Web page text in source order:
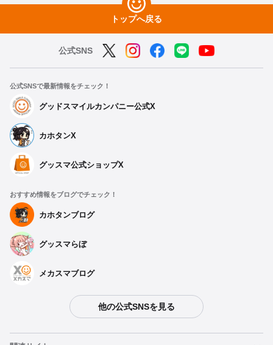
トップへ戻る
公式SNS
公式SNSで最新情報をチェック！
グッドスマイルカンパニー公式X
カホタンX
グッスマ公式ショップX
おすすめ情報をブログでチェック！
カホタンブログ
グッスマらぼ
メカスマブログ
他の公式SNSを見る